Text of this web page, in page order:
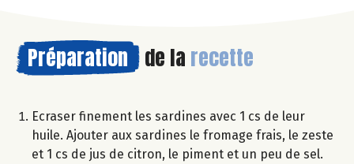
Préparation de la recette
Ecraser finement les sardines avec 1 cs de leur
huile. Ajouter aux sardines le fromage frais, le zeste
et 1 cs de jus de citron, le piment et un peu de sel.